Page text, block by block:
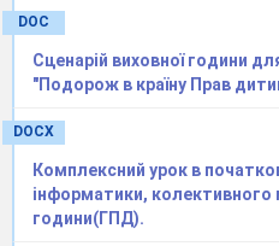
ми будемо
вправу.
Вправа «Розмісти
- Кожна група отримує
буквами. Ваше завдання
порядку зростання .
уроку над якою ми
DOC
Сценарій виховної години
"Подорож в країну Прав
DOCX
Комплексний урок в
інформатики, колективного
години(ГПД).